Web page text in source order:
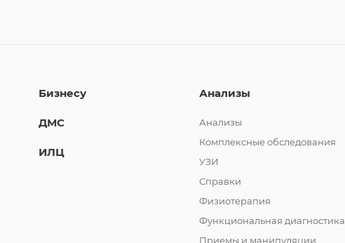
Бизнесу
ДМС
ИЛЦ
Анализы
Анализы
Комплексные обследования
УЗИ
Справки
Физиотерапия
Функциональная диагностика
Приемы и манипуляции